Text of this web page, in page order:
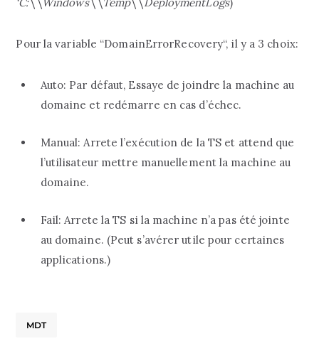
Pour la variable “DomainErrorRecovery“, il y a 3 choix:
Auto: Par défaut, Essaye de joindre la machine au
domaine et redémarre en cas d’échec.
Manual: Arrete l’exécution de la TS et attend que
l’utilisateur mettre manuellement la machine au
domaine.
Fail: Arrete la TS si la machine n’a pas été jointe
au domaine. (Peut s’avérer utile pour certaines
applications.)
MDT